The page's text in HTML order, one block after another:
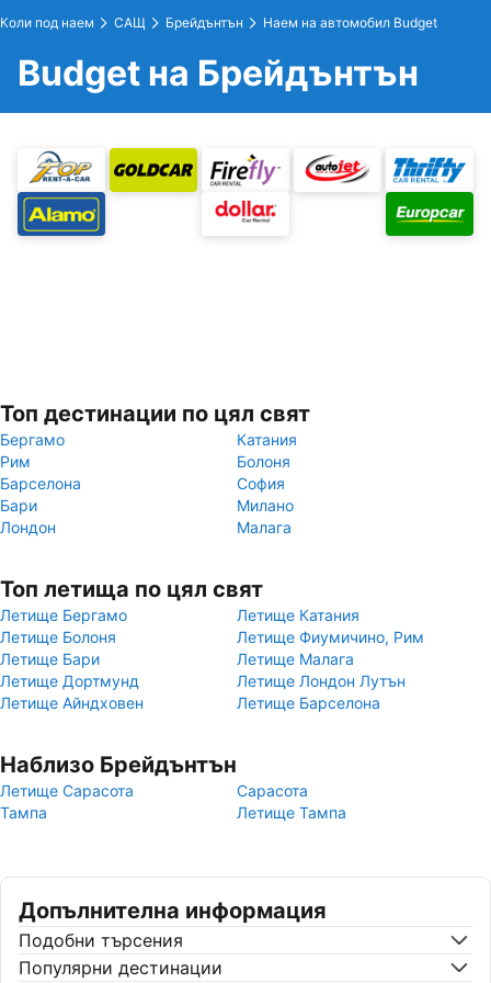
Коли под наем САЩ Брейдънтън Наем на автомобил Budget
Budget на Брейдънтън
Топ дестинации по цял свят
Бергамо
Катания
Рим
Болоня
Барселона
София
Бари
Милано
Лондон
Малага
Топ летища по цял свят
Летище Бергамо
Летище Катания
Летище Болоня
Летище Фиумичино, Рим
Летище Бари
Летище Малага
Летище Дортмунд
Летище Лондон Лутън
Летище Айндховен
Летище Барселона
Наблизо Брейдънтън
Летище Сарасота
Сарасота
Тампа
Летище Тампа
Допълнителна информация
Подобни търсения
Популярни дестинации